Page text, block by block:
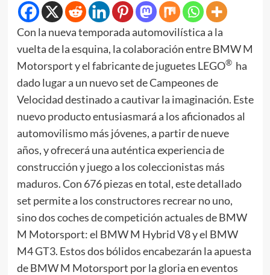
Con la nueva temporada automovilística a la
vuelta de la esquina, la colaboración entre BMW M
Motorsport y el fabricante de juguetes LEGO® ha
dado lugar a un nuevo set de Campeones de
Velocidad destinado a cautivar la imaginación. Este
nuevo producto entusiasmará a los aficionados al
automovilismo más jóvenes, a partir de nueve
años, y ofrecerá una auténtica experiencia de
construcción y juego a los coleccionistas más
maduros. Con 676 piezas en total, este detallado
set permite a los constructores recrear no uno,
sino dos coches de competición actuales de BMW
M Motorsport: el BMW M Hybrid V8 y el BMW
M4 GT3. Estos dos bólidos encabezarán la apuesta
de BMW M Motorsport por la gloria en eventos